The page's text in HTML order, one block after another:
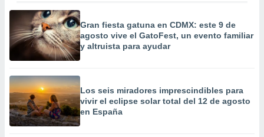
Gran fiesta gatuna en CDMX: este 9 de
agosto vive el GatoFest, un evento familiar
y altruista para ayudar
Los seis miradores imprescindibles para
vivir el eclipse solar total del 12 de agosto
en España